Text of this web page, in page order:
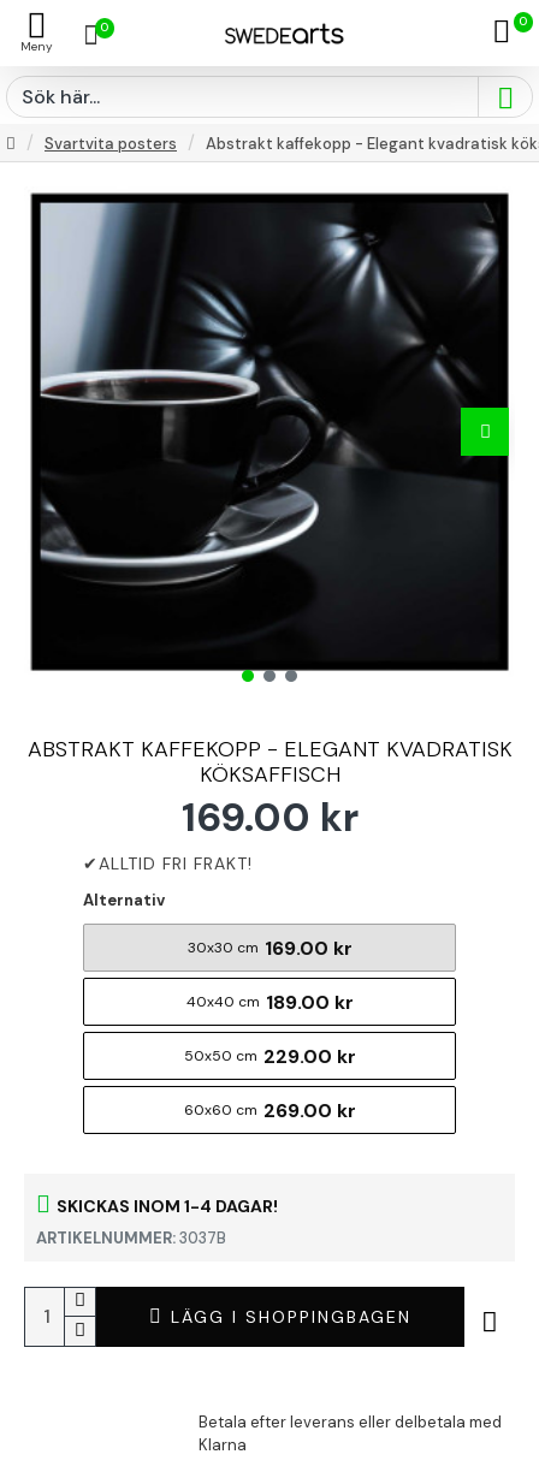
0 0
Svartvita posters Abstrakt kaffekopp - Elegant kvadratisk
ABSTRAKT KAFFEKOPP - ELEGANT KVADRATISK
KÖKSAFFISCH
SKICKAS INOM 1-4 DAGAR!
ARTIKELNUMMER:3037B
169.00 kr
Alternativ
30x30 cm 169.00 kr
40x40 cm 189.00 kr
50x50 cm 229.00 kr
60x60 cm 269.00 kr
LÄGG I SHOPPINGBAGEN